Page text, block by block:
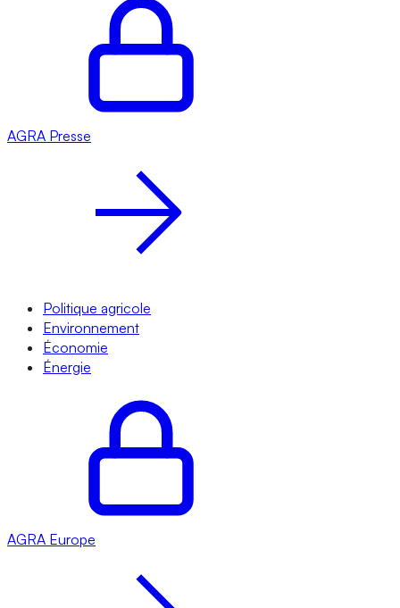
AGRA Presse
Politique agricole
Environnement
Économie
Énergie
AGRA Europe